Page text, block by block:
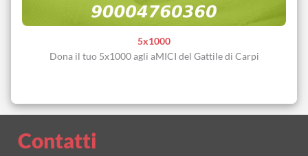
5x1000
Dona il tuo 5x1000 agli aMICI del Gattile di Carpi
Contatti